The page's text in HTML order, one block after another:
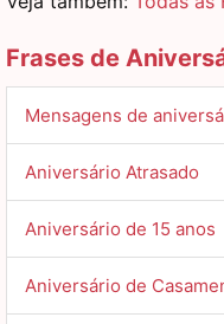
Frases de
Mensagens de
Aniversário Atrasado
Aniversário de 15 anos
Aniversário de